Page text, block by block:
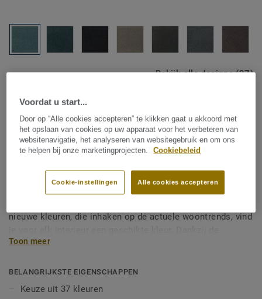
Bekijk alle designs (37)
Kamerbreed tapijt|Vloerkleden op maat
DESSO Asteranne - Asteranne
A411 8904
nieuwe kleuren, die inhaken op de actuele woontrends, vind
compacte structuur, de gesneden pool en de vleug geeft
uitstraling. DESSO Asteranne is verkrijgbaar als
kamerbreed tapijt en vloerkleed op maat.
Toon meer
BELANGRIJKSTE EIGENSCHAPPEN
Keuze uit 37 kleuren
Voordat u start...
Door op “Alle cookies accepteren” te klikken gaat u akkoord met
het opslaan van cookies op uw apparaat voor het verbeteren van
websitenavigatie, het analyseren van websitegebruik en om ons
te helpen bij onze marketingprojecten.
Cookiebeleid
Alle cookies accepteren
Cookie-instellingen